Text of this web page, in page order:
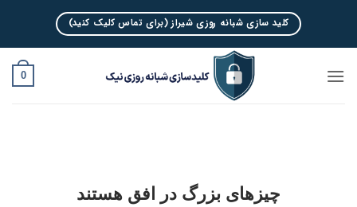
content
کلید سازی شبانه روزی شیراز (برای تماس کلیک کنید)
0
چیزهای بزرگ در افق هستند